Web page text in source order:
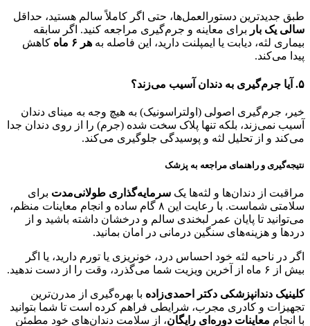
طبق جدیدترین دستورالعمل‌ها، حتی اگر کاملاً سالم هستید، حداقل
سالی یک بار برای معاینه و جرم‌گیری مراجعه کنید. اگر سابقه
بیماری لثه، دیابت یا ایمپلنت دارید، این فاصله به هر ۶ ماه کاهش
پیدا می‌کند.
۵. آیا جرم‌گیری به دندان آسیب می‌زند؟
خیر، جرم‌گیری اصولی (اولتراسونیک) به هیچ وجه به مینای دندان
آسیب نمی‌زند، بلکه تنها پلاک سخت شده (جرم) را از روی دندان جدا
می‌کند و از تحلیل لثه و پوسیدگی جلوگیری می‌کند.
نتیجه‌گیری و راهنمای مراجعه به پزشک
مراقبت از دندان‌ها و لثه‌ها یک سرمایه‌گذاری طولانی‌مدت برای
سلامتی شماست. با رعایت این ۸ گام ساده و انجام معاینات منظم،
می‌توانید تا پایان عمر لبخندی سالم و درخشان داشته باشید و از
دردها و هزینه‌های سنگین درمانی در امان بمانید.
اگر در ناحیه لثه خود احساس درد، خونریزی یا تورم دارید، یا اگر
بیش از ۶ ماه از آخرین ویزیت شما می‌گذرد، وقت را از دست ندهید.
کلینیک دندانپزشکی دکتر احمدی‌زاده با بهره‌گیری از مدرن‌ترین
تجهیزات و کادری مجرب، شرایطی فراهم کرده است تا شما بتوانید
با انجام معاینات دوره‌ای رایگان، از سلامت دندان‌های خود مطمئن